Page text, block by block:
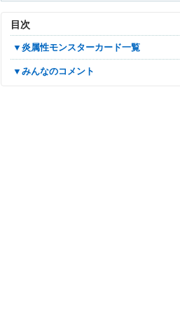
目次
▼炎属性モンスターカード一覧
▼みんなのコメント